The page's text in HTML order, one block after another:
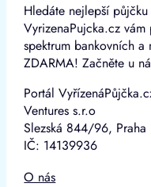
Hledáte nejlepší
VyrizenaPujcka.cz
spektrum bankovních
ZDARMA! Začněte u
Portál
Ventures s.r.o
Slezská 844/96,
IČ: 14139936
O nás